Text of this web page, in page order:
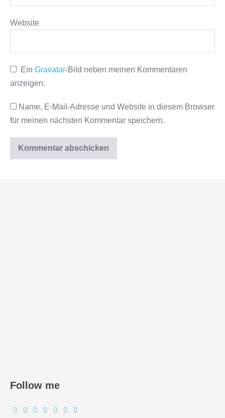
Website
EinGravatar-Bild neben meinen Kommentaren
anzeigen.
Name, E-Mail-Adresse und Website in diesem Browser
für meinen nächsten Kommentar speichern.
Follow me